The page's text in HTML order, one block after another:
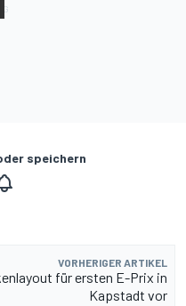
speichern
VORHERIGER ARTIKEL
für ersten E-Prix in
Kapstadt vor